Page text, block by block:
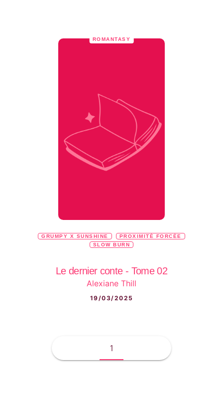
ROMANTASY
GRUMPY X SUNSHINE
PROXIMITÉ FORCÉE
SLOW BURN
Le dernier conte - Tome 02
Alexiane Thill
19/03/2025
1